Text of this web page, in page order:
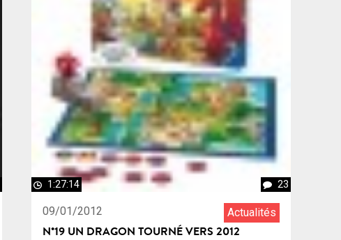
1:27:14 23
09/01/2012 Actualités
N°19 UN DRAGON TOURNÉ VERS 2012